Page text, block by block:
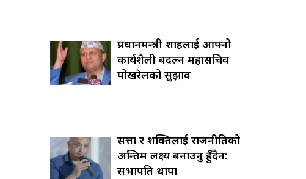
प्रधानमन्त्री शाहलाई आफ्नो
कार्यशैली बदल्न महासचिव
पोखरेलको सुझाव
सत्ता र शक्तिलाई राजनीतिको
अन्तिम लक्ष्य बनाउनु हुँदैन:
सभापति थापा